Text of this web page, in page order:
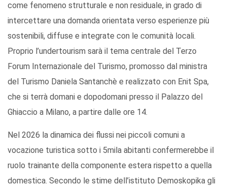
come fenomeno strutturale e non residuale, in grado di
intercettare una domanda orientata verso esperienze più
sostenibili, diffuse e integrate con le comunità locali.
Proprio l’undertourism sarà il tema centrale del Terzo
Forum Internazionale del Turismo, promosso dal ministra
del Turismo Daniela Santanchè e realizzato con Enit Spa,
che si terrà domani e dopodomani presso il Palazzo del
Ghiaccio a Milano, a partire dalle ore 14.
Nel 2026 la dinamica dei flussi nei piccoli comuni a
vocazione turistica sotto i 5mila abitanti confermerebbe il
ruolo trainante della componente estera rispetto a quella
domestica. Secondo le stime dell’istituto Demoskopika gli